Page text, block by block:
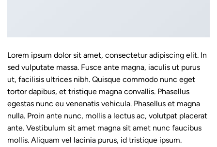
Lorem ipsum dolor sit amet, consectetur adipiscing elit. In
sed vulputate massa. Fusce ante magna, iaculis ut purus
ut, facilisis ultrices nibh. Quisque commodo nunc eget
tortor dapibus, et tristique magna convallis. Phasellus
egestas nunc eu venenatis vehicula. Phasellus et magna
nulla. Proin ante nunc, mollis a lectus ac, volutpat placerat
ante. Vestibulum sit amet magna sit amet nunc faucibus
mollis. Aliquam vel lacinia purus, id tristique ipsum.